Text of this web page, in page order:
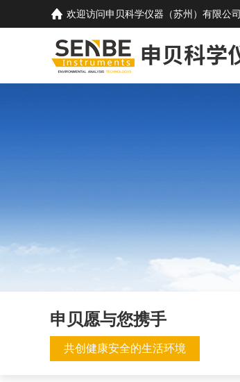
欢迎访问申贝科学仪器（苏州）有限公司
申贝愿与您携手
共创健康安全的生活环境